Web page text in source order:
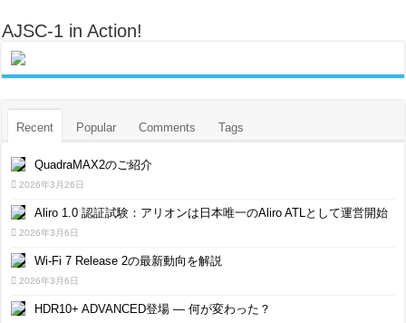
AJSC-1 in Action!
Recent Popular Comments Tags
QuadraMAX2のご紹介
2026年3月26日
Aliro 1.0 認証試験：アリオンは日本唯一のAliro ATLとして運営開始
2026年3月6日
Wi-Fi 7 Release 2の最新動向を解説
2026年3月6日
HDR10+ ADVANCED登場 ― 何が変わった？